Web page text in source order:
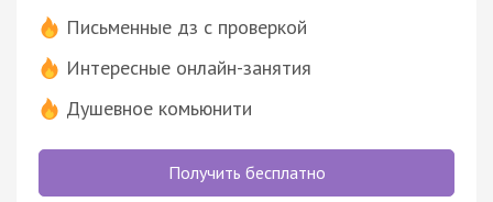
Письменные дз с проверкой
Интересные онлайн-занятия
Душевное комьюнити
Получить бесплатно